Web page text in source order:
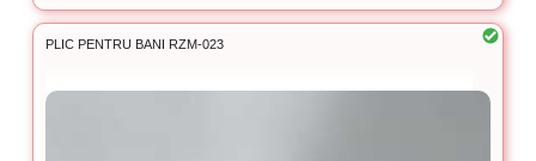
PLIC PENTRU BANI RZM-023